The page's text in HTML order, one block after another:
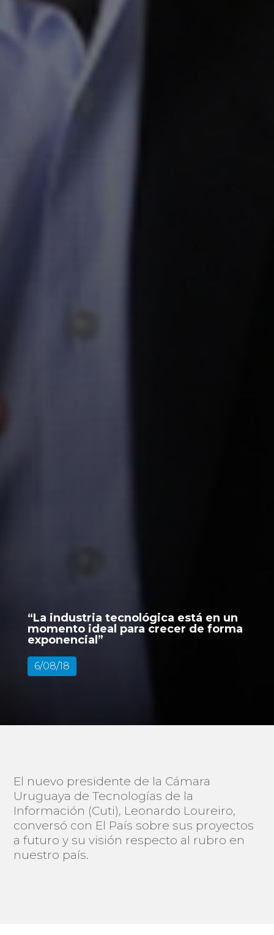
“La industria tecnológica está en un
momento ideal para crecer de forma
exponencial”
6/08/18
El nuevo presidente de la Cámara
Uruguaya de Tecnologías de la
Información (Cuti), Leonardo Loureiro,
conversó con El País sobre sus proyectos
a futuro y su visión respecto al rubro en
nuestro país.